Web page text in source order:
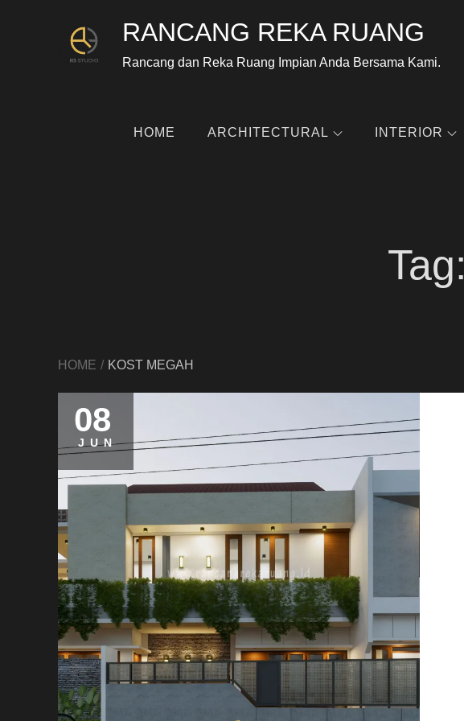
RANCANG REKA RUANG
Rancang dan Reka Ruang Impian Anda Bersama Kami.
HOME ARCHITECTURAL INTERIOR
Tag:
HOME KOST MEGAH
08
JUN